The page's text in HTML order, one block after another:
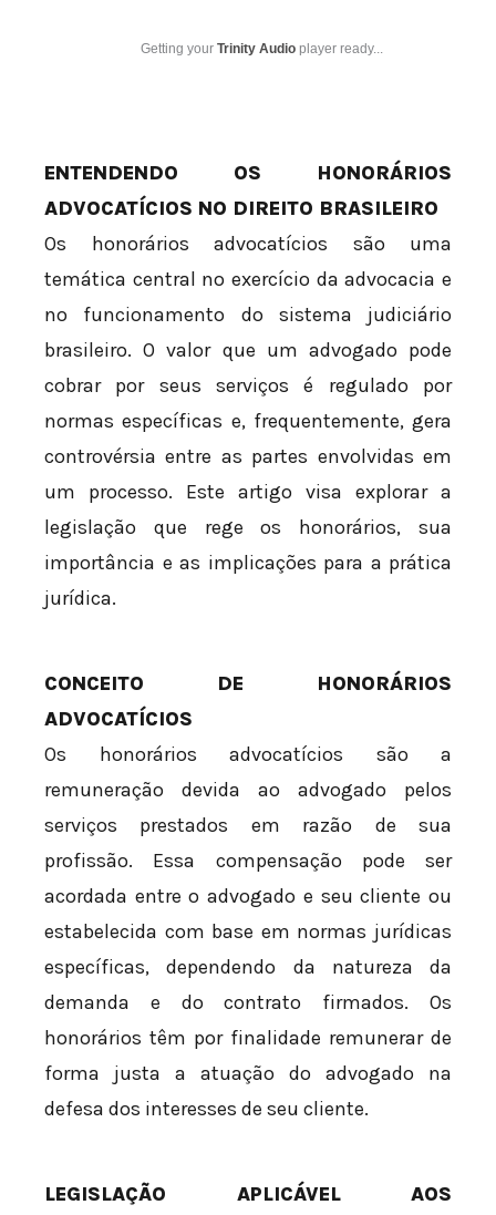
Getting your Trinity Audio player ready...
ENTENDENDO OS HONORÁRIOS
ADVOCATÍCIOS NO DIREITO BRASILEIRO
Os honorários advocatícios são uma
temática central no exercício da advocacia e
no funcionamento do sistema judiciário
brasileiro. O valor que um advogado pode
cobrar por seus serviços é regulado por
normas específicas e, frequentemente, gera
controvérsia entre as partes envolvidas em
um processo. Este artigo visa explorar a
legislação que rege os honorários, sua
importância e as implicações para a prática
jurídica.
CONCEITO DE HONORÁRIOS
ADVOCATÍCIOS
Os honorários advocatícios são a
remuneração devida ao advogado pelos
serviços prestados em razão de sua
profissão. Essa compensação pode ser
acordada entre o advogado e seu cliente ou
estabelecida com base em normas jurídicas
específicas, dependendo da natureza da
demanda e do contrato firmados. Os
honorários têm por finalidade remunerar de
forma justa a atuação do advogado na
defesa dos interesses de seu cliente.
LEGISLAÇÃO APLICÁVEL AOS